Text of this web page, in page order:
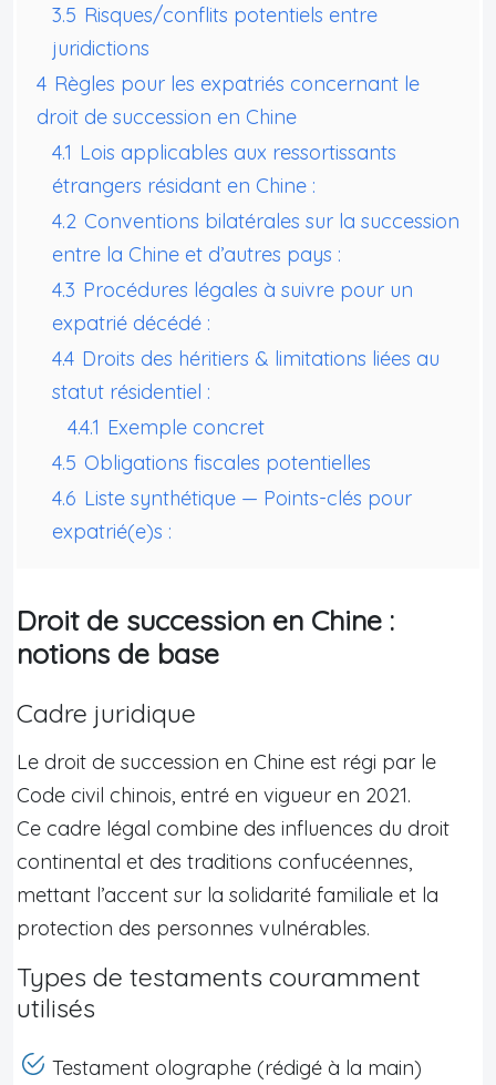
3.5 Risques/conflits potentiels entre
juridictions
4 Règles pour les expatriés concernant le
droit de succession en Chine
4.1 Lois applicables aux ressortissants
étrangers résidant en Chine :
4.2 Conventions bilatérales sur la succession
entre la Chine et d’autres pays :
4.3 Procédures légales à suivre pour un
expatrié décédé :
4.4 Droits des héritiers & limitations liées au
statut résidentiel :
4.4.1 Exemple concret
4.5 Obligations fiscales potentielles
4.6 Liste synthétique — Points-clés pour
expatrié(e)s :
Droit de succession en Chine :
notions de base
Cadre juridique
Le droit de succession en Chine est régi par le
Code civil chinois, entré en vigueur en 2021.
Ce cadre légal combine des influences du droit
continental et des traditions confucéennes,
mettant l’accent sur la solidarité familiale et la
protection des personnes vulnérables.
Types de testaments couramment
utilisés
Testament olographe (rédigé à la main)